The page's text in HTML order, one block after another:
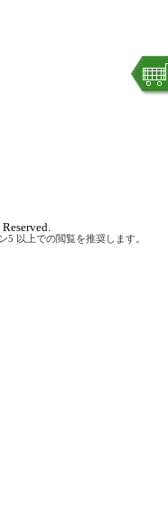
5 以上での閲覧を推奨します。